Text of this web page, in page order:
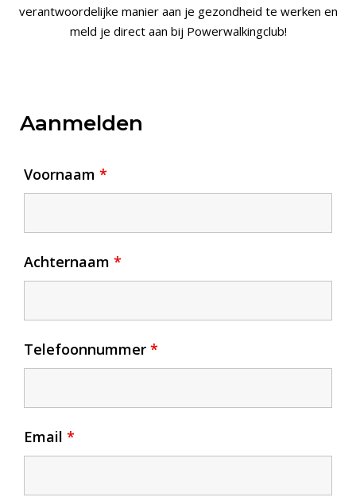
verantwoordelijke manier aan je gezondheid te werken en
meld je direct aan bij Powerwalkingclub!
Aanmelden
Voornaam *
Achternaam *
Telefoonnummer *
Email *